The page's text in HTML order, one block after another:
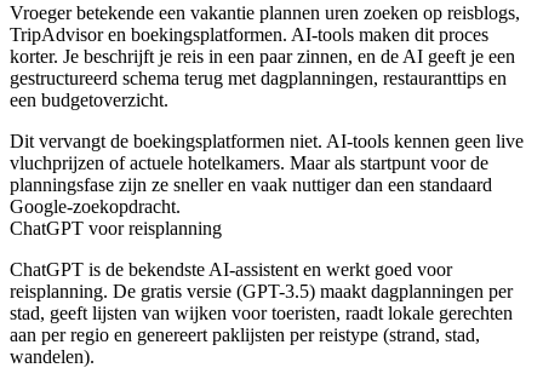
Vroeger betekende een vakantie plannen uren zoeken op reisblogs,
TripAdvisor en boekingsplatformen. AI-tools maken dit proces
korter. Je beschrijft je reis in een paar zinnen, en de AI geeft je een
gestructureerd schema terug met dagplanningen, restauranttips en
een budgetoverzicht.
Dit vervangt de boekingsplatformen niet. AI-tools kennen geen live
vluchprijzen of actuele hotelkamers. Maar als startpunt voor de
planningsfase zijn ze sneller en vaak nuttiger dan een standaard
Google-zoekopdracht.
ChatGPT voor reisplanning
ChatGPT is de bekendste AI-assistent en werkt goed voor
reisplanning. De gratis versie (GPT-3.5) maakt dagplanningen per
stad, geeft lijsten van wijken voor toeristen, raadt lokale gerechten
aan per regio en genereert paklijsten per reistype (strand, stad,
wandelen).